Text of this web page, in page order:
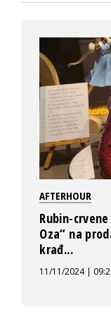
AFTERHOUR
Rubin-
Oza“ na
krađ...
11/11/2024 |